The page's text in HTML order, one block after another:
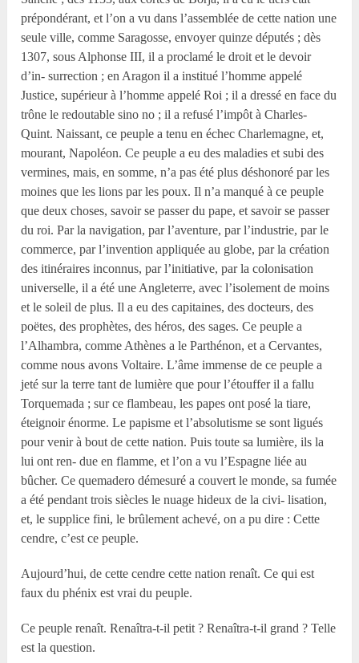
prépondérant, et l’on a vu dans l’assemblée de cette nation une
seule ville, comme Saragosse, envoyer quinze députés ; dès
1307, sous Alphonse III, il a proclamé le droit et le devoir
d’in- surrection ; en Aragon il a institué l’homme appelé
Justice, supérieur à l’homme appelé Roi ; il a dressé en face du
trône le redoutable sino no ; il a refusé l’impôt à Charles-
Quint. Naissant, ce peuple a tenu en échec Charlemagne, et,
mourant, Napoléon. Ce peuple a eu des maladies et subi des
vermines, mais, en somme, n’a pas été plus déshonoré par les
moines que les lions par les poux. Il n’a manqué à ce peuple
que deux choses, savoir se passer du pape, et savoir se passer
du roi. Par la navigation, par l’aventure, par l’industrie, par le
commerce, par l’invention appliquée au globe, par la création
des itinéraires inconnus, par l’initiative, par la colonisation
universelle, il a été une Angleterre, avec l’isolement de moins
et le soleil de plus. Il a eu des capitaines, des docteurs, des
poëtes, des prophètes, des héros, des sages. Ce peuple a
l’Alhambra, comme Athènes a le Parthénon, et a Cervantes,
comme nous avons Voltaire. L’âme immense de ce peuple a
jeté sur la terre tant de lumière que pour l’étouffer il a fallu
Torquemada ; sur ce flambeau, les papes ont posé la tiare,
éteignoir énorme. Le papisme et l’absolutisme se sont ligués
pour venir à bout de cette nation. Puis toute sa lumière, ils la
lui ont ren- due en flamme, et l’on a vu l’Espagne liée au
bûcher. Ce quemadero démesuré a couvert le monde, sa fumée
a été pendant trois siècles le nuage hideux de la civi- lisation,
et, le supplice fini, le brûlement achevé, on a pu dire : Cette
cendre, c’est ce peuple.
Aujourd’hui, de cette cendre cette nation renaît. Ce qui est
faux du phénix est vrai du peuple.
Ce peuple renaît. Renaîtra-t-il petit ? Renaîtra-t-il grand ? Telle
est la question.